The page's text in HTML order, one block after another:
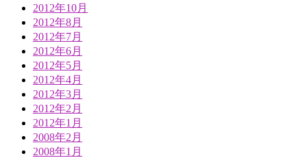
2012年10月
2012年8月
2012年7月
2012年6月
2012年5月
2012年4月
2012年3月
2012年2月
2012年1月
2008年2月
2008年1月